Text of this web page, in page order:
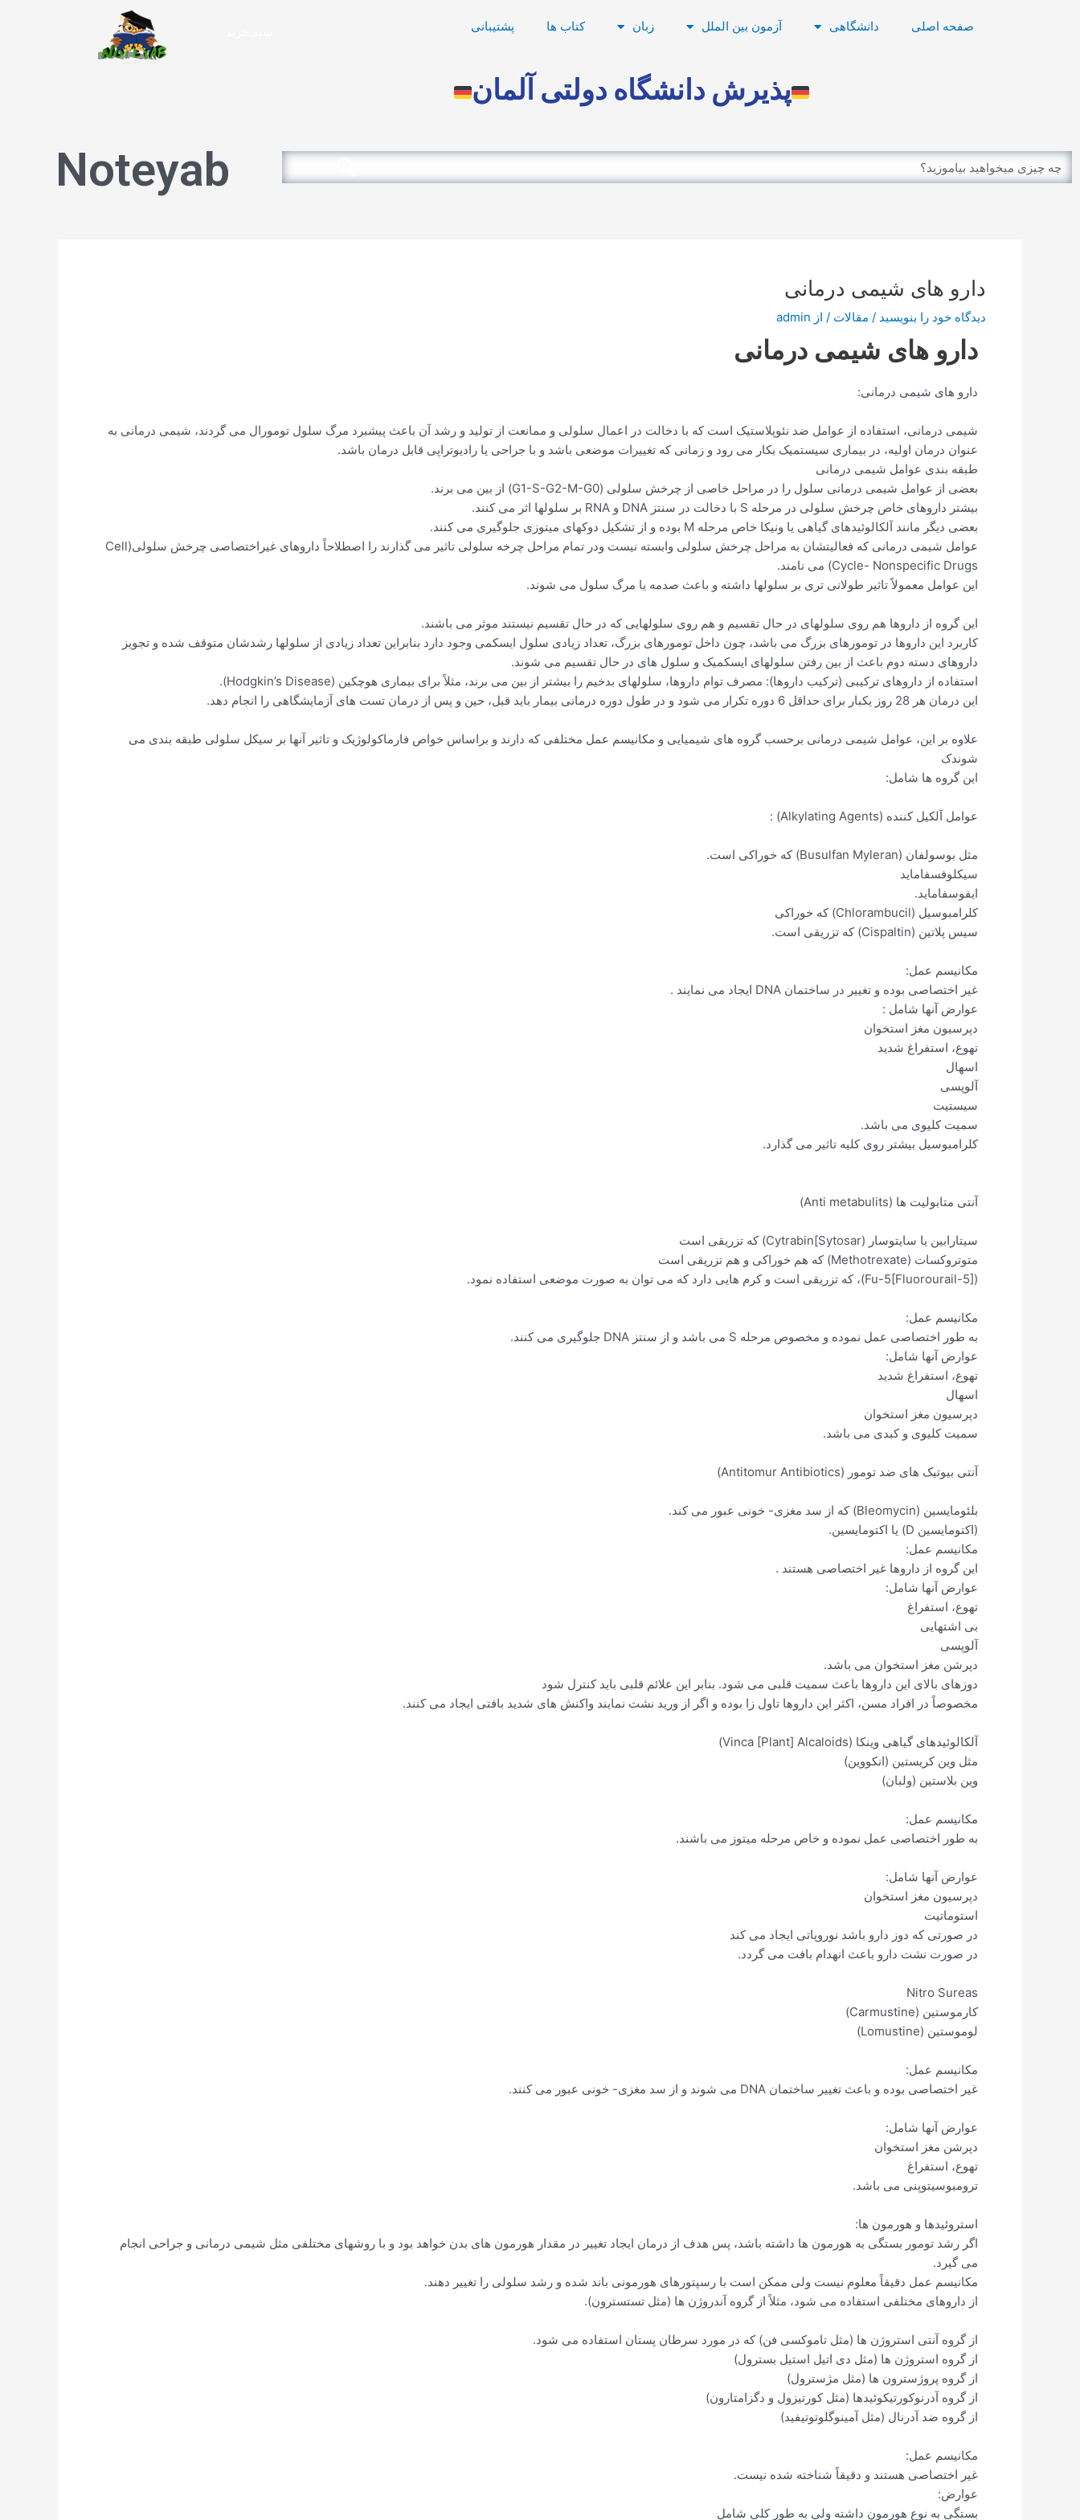
صفحه اصلی دانشگاهی آزمون بین الملل زبان کتاب ها پشتیبانی
پذیرش دانشگاه دولتی آلمان
Search
Search
Noteyab
دارو های شیمی درمانی
دیدگاه‌ خود را بنویسید / مقالات / از admin
دارو های شیمی درمانی
دارو های شیمی درمانی:
شیمی درمانی، استفاده از عوامل ضد نئوپلاستیک است که با دخالت در اعمال سلولی و ممانعت از تولید و رشد آن باعث پیشبرد مرگ سلول تومورال می گردند، شیمی درمانی به
عنوان درمان اولیه، در بیماری سیستمیک بکار می رود و زمانی که تغییرات موضعی باشد و با جراحی یا رادیوتراپی قابل درمان باشد.
طبقه بندی عوامل شیمی درمانی
بعضی از عوامل شیمی درمانی سلول را در مراحل خاصی از چرخش سلولی (G1-S-G2-M-G0) از بین می برند.
بیشتر داروهای خاص چرخش سلولی در مرحله S با دخالت در سنتز DNA و RNA بر سلولها اثر می کنند.
بعضی دیگر مانند آلکالوئیدهای گیاهی یا ونیکا خاص مرحله M بوده و از تشکیل دوکهای میتوزی جلوگیری می کنند.
عوامل شیمی درمانی که فعالیتشان به مراحل چرخش سلولی وابسته نیست ودر تمام مراحل چرخه سلولی تاثیر می گذارند را اصطلاحاً داروهای غیراختصاصی چرخش سلولی(Cell
Cycle- Nonspecific Drugs) می نامند.
این عوامل معمولاً تاثیر طولانی تری بر سلولها داشته و باعث صدمه یا مرگ سلول می شوند.
این گروه از داروها هم روی سلولهای در حال تقسیم و هم روی سلولهایی که در حال تقسیم نیستند موثر می باشند.
کاربرد این داروها در تومورهای بزرگ می باشد، چون داخل تومورهای بزرگ، تعداد زیادی سلول ایسکمی وجود دارد بنابراین تعداد زیادی از سلولها رشدشان متوقف شده و تجویز
داروهای دسته دوم باعث از بین رفتن سلولهای ایسکمیک و سلول های در حال تقسیم می شوند.
استفاده از داروهای ترکیبی (ترکیب داروها): مصرف توام داروها، سلولهای بدخیم را بیشتر از بین می برند، مثلاً برای بیماری هوچکین (Hodgkin’s Disease).
این درمان هر 28 روز یکبار برای حداقل 6 دوره تکرار می شود و در طول دوره درمانی بیمار باید قبل، حین و پس از درمان تست های آزمایشگاهی را انجام دهد.
علاوه بر این، عوامل شیمی درمانی برحسب گروه های شیمیایی و مکانیسم عمل مختلفی که دارند و براساس خواص فارماکولوژیک و تاثیر آنها بر سیکل سلولی طبقه بندی می
شوندک
این گروه ها شامل:
عوامل آلکیل کننده (Alkylating Agents) :
مثل بوسولفان (Busulfan Myleran) که خوراکی است.
سیکلوفسفاماید
ایفوسفاماید.
کلرامبوسیل (Chlorambucil) که خوراکی
سیس پلاتین (Cispaltin) که تزریقی است.
مکانیسم عمل:
غیر اختصاصی بوده و تغییر در ساختمان DNA ایجاد می نمایند .
عوارض آنها شامل :
دپرسیون مغز استخوان
تهوع، استفراغ شدید
اسهال
آلوپسی
سیستیت
سمیت کلیوی می باشد.
کلرامبوسیل بیشتر روی کلیه تاثیر می گذارد.
آنتی متابولیت ها (Anti metabulits)
سیتارابین یا سایتوسار (Cytrabin[Sytosar) که تزریقی است
متوتروکسات (Methotrexate) که هم خوراکی و هم تزریقی است
(Fu-5[Fluorourail-5])، که تزریقی است و کرم هایی دارد که می توان به صورت موضعی استفاده نمود.
مکانیسم عمل:
به طور اختصاصی عمل نموده و مخصوص مرحله S می باشد و از سنتز DNA جلوگیری می کنند.
عوارض آنها شامل:
تهوع، استفراغ شدید
اسهال
دپرسیون مغز استخوان
سمیت کلیوی و کبدی می باشد.
آنتی بیوتیک های ضد تومور (Antitomur Antibiotics)
بلئومایسین (Bleomycin) که از سد مغزی- خونی عبور می کند.
(اکتومایسین D) یا اکتومایسین.
مکانیسم عمل:
این گروه از داروها غیر اختصاصی هستند .
عوارض آنها شامل:
تهوع، استفراغ
بی اشتهایی
آلوپسی
دپرشن مغز استخوان می باشد.
دوزهای بالای این داروها باعث سمیت قلبی می شود. بنابر این علائم قلبی باید کنترل شود
مخصوصاً در افراد مسن، اکثر این داروها تاول زا بوده و اگر از ورید نشت نمایند واکنش های شدید بافتی ایجاد می کنند.
آلکالوئیدهای گیاهی وینکا (Vinca [Plant] Alcaloids)
مثل وین کریستین (انکووین)
وین بلاستین (ولبان)
مکانیسم عمل:
به طور اختصاصی عمل نموده و خاص مرحله میتوز می باشند.
عوارض آنها شامل:
دپرسیون مغز استخوان
استوماتیت
در صورتی که دوز دارو باشد نوروپاتی ایجاد می کند
در صورت نشت دارو باعث انهدام بافت می گردد.
Nitro Sureas
کارموستین (Carmustine)
لوموستین (Lomustine)
مکانیسم عمل:
غیر اختصاصی بوده و باعث تغییر ساختمان DNA می شوند و از سد مغزی- خونی عبور می کنند.
عوارض آنها شامل:
دپرشن مغز استخوان
تهوع، استفراغ
ترومبوسیتوپنی می باشد.
استروئیدها و هورمون ها:
اگر رشد تومور بستگی به هورمون ها داشته باشد، پس هدف از درمان ایجاد تغییر در مقدار هورمون های بدن خواهد بود و با روشهای مختلفی مثل شیمی درمانی و جراحی انجام
می گیرد.
مکانیسم عمل دقیقاً معلوم نیست ولی ممکن است با رسپتورهای هورمونی باند شده و رشد سلولی را تغییر دهند.
از داروهای مختلفی استفاده می شود، مثلاً از گروه آندروژن ها (مثل تستسترون).
از گروه آنتی استروژن ها (مثل تاموکسی فن) که در مورد سرطان پستان استفاده می شود.
از گروه استروژن ها (مثل دی اتیل استیل بسترول)
از گروه پروژسترون ها (مثل مژسترول)
از گروه آدرنوکورتیکوئیدها (مثل کورتیزول و دگزامتارون)
از گروه ضد آدرنال (مثل آمینوگلوتوتیفید)
مکانیسم عمل:
غیر اختصاصی هستند و دقیقاً شناخته شده نیست.
عوارض:
بستگی به نوع هورمون داشته ولی به طور کلی شامل